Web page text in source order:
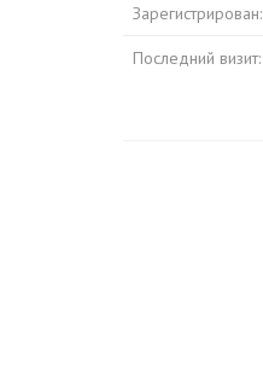
Зарегистрирован:
Последний визит: